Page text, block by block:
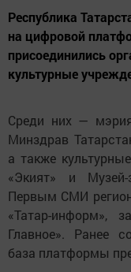
Республика
на цифровой
присоединились
культурные
Среди них —
Минздрав
а также
«Экият» и Музей-
Первым СМИ
«Татар-информ»,
Главное». Ранее
база платформы